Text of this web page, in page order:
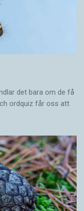
det bara om de få
ordquiz får oss att